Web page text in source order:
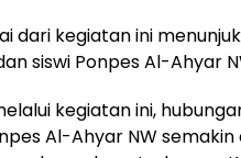
dari kegiatan ini
siswi Ponpes Al-Ahyar
kegiatan ini,
Al-Ahyar NW